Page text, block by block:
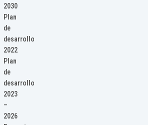
2030
Plan
de
desarrollo
2022
Plan
de
desarrollo
2023
–
2026